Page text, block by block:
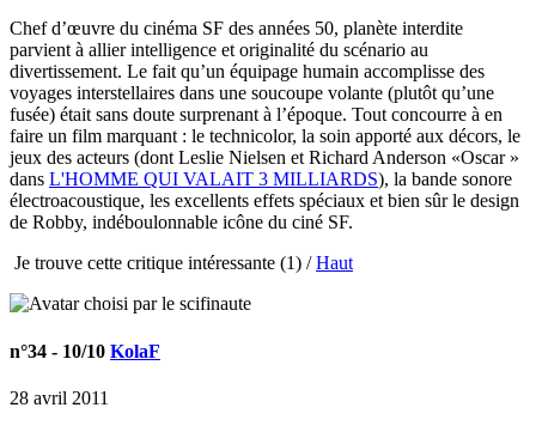
Chef d’œuvre du cinéma SF des années 50, planète interdite
parvient à allier intelligence et originalité du scénario au
divertissement. Le fait qu’un équipage humain accomplisse des
voyages interstellaires dans une soucoupe volante (plutôt qu’une
fusée) était sans doute surprenant à l’époque. Tout concourre à en
faire un film marquant : le technicolor, la soin apporté aux décors, le
jeux des acteurs (dont Leslie Nielsen et Richard Anderson «Oscar »
dans L'HOMME QUI VALAIT 3 MILLIARDS), la bande sonore
électroacoustique, les excellents effets spéciaux et bien sûr le design
de Robby, indéboulonnable icône du ciné SF.
Je trouve cette critique intéressante (1) /Haut
n°34 - 10/10 KolaF
28 avril 2011